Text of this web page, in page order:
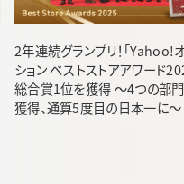
2年連続グランプリ！「Yahoo!
ション ベストストアアワード
総合賞1位を獲得 ～4つの部
獲得、通算5度目の日本一に～